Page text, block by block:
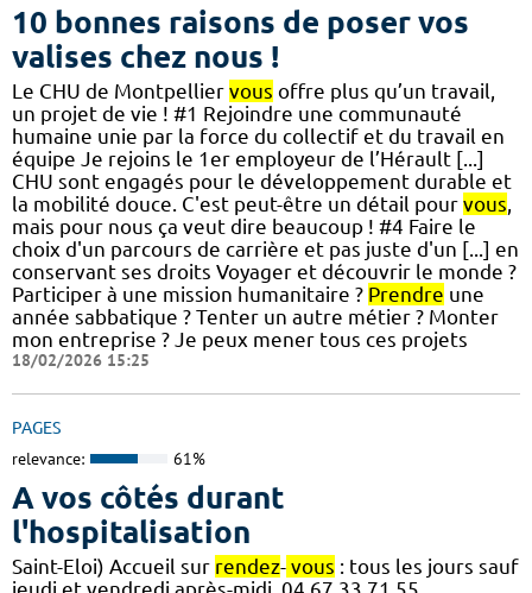
10 bonnes raisons de poser vos
valises chez nous !
Le CHU de Montpellier vous offre plus qu’un travail,
un projet de vie ! #1 Rejoindre une communauté
humaine unie par la force du collectif et du travail en
équipe Je rejoins le 1er employeur de l’Hérault [...]
CHU sont engagés pour le développement durable et
la mobilité douce. C'est peut-être un détail pour vous,
mais pour nous ça veut dire beaucoup ! #4 Faire le
choix d'un parcours de carrière et pas juste d'un [...] en
conservant ses droits Voyager et découvrir le monde ?
Participer à une mission humanitaire ? Prendre une
année sabbatique ? Tenter un autre métier ? Monter
mon entreprise ? Je peux mener tous ces projets
18/02/2026 15:25
PAGES
relevance: 61%
A vos côtés durant
l'hospitalisation
Saint-Eloi) Accueil sur rendez- vous : tous les jours sauf